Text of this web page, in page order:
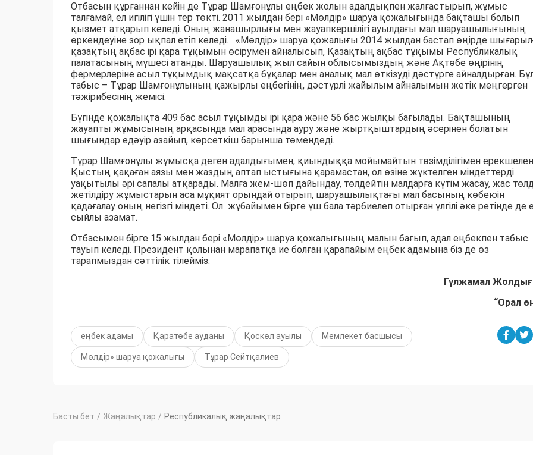
Отбасын құрғаннан кейін де Тұрар Шамғонұлы еңбек жолын адалдықпен жалғастырып, жұмыс
талғамай, ел игілігі үшін тер төкті. 2011 жылдан бері «Мөлдір» шаруа қожалығында бақташы болып
қызмет атқарып келеді. Оның жанашырлығы мен жауапкершілігі ауылдағы мал шаруашылығының
өркендеуіне зор ықпал етіп келеді. «Мөлдір» шаруа қожалығы 2014 жылдан бастап өңірде
қазақтың ақбас ірі қара тұқымын өсірумен айналысып, Қазақтың ақбас тұқымы Республикалық
палатасының мүшесі атанды. Шаруашылық жыл сайын облысымыздың және Ақтөбе өңірінің
фермерлеріне асыл тұқымдық мақсатқа бұқалар мен аналық мал өткізуді дәстүрге айналдырған.
табыс – Тұрар Шамғонұлының қажырлы еңбегінің, дәстүрлі жайылым айналымын жетік меңгерген
тәжірибесінің жемісі.
Бүгінде қожалықта 409 бас асыл тұқымды ірі қара және 56 бас жылқы бағылады. Бақташының
жауапты жұмысының арқасында мал арасында ауру және жыртқыштардың әсерінен болатын
шығындар едәуір азайып, көрсеткіш барынша төмендеді.
Тұрар Шамғонұлы жұмысқа деген адалдығымен, қиындыққа мойымайтын төзімділігімен
Қыстың қақаған аязы мен жаздың аптап ыстығына қарамастан, ол өзіне жүктелген міндеттерді
уақытылы әрі сапалы атқарады. Малға жем-шөп дайындау, төлдейтін малдарға күтім жасау, жас
жетілдіру жұмыстарын аса мұқият орындай отырып, шаруашылықтағы мал басының көбеюін
қадағалау оның негізгі міндеті. Ол жұбайымен бірге үш бала тәрбиелеп отырған үлгілі әке ретінде де
сыйлы азамат.
Отбасымен бірге 15 жылдан бері «Мөлдір» шаруа қожалығының малын бағып, адал еңбекпен табыс
тауып келеді. Президент қолынан марапатқа ие болған қарапайым еңбек адамына біз де өз
тарапмыздан сәттілік тілейміз.
Гүлжамал
“Орал
еңбек адамы Қаратөбе ауданы Қоскөл ауылы Мемлекет басшысы
Мөлдір» шаруа қожалығы Тұрар Сейтқалиев
Басты бет / Жаңалықтар / Республикалық жаңалықтар